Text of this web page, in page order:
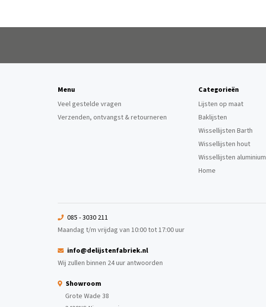
Menu
Veel gestelde vragen
Verzenden, ontvangst & retourneren
Categorieën
Lijsten op maat
Baklijsten
Wissellijsten Barth
Wissellijsten hout
Wissellijsten aluminium
Home
085 - 3030 211
Maandag t/m vrijdag van 10:00 tot 17:00 uur
info@delijstenfabriek.nl
Wij zullen binnen 24 uur antwoorden
Showroom
Grote Wade 38